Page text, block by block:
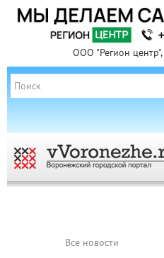
ООО "Регион
Все новости